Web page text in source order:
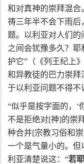
和对真神的崇拜混合
祷三年半不会下雨后
题。以利亚对人们的
之间会犹豫多久？耶
护它”（《列王纪上》
和异教徒的巴力崇拜
于以利亚问题不得不
“似乎是按字面的，‘
不是拒绝对[神]的崇
种合并[宗教习俗和
一个是气量小的。但
利亚清楚说这：“若